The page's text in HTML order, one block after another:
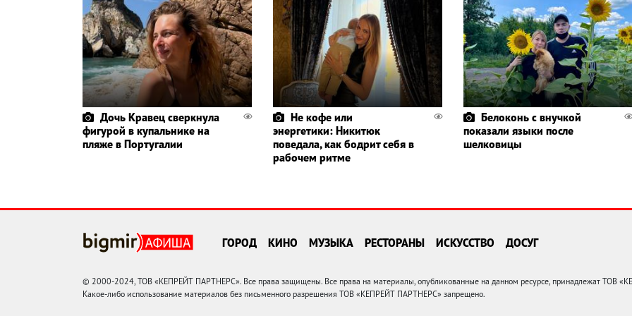
Дочь Кравец сверкнула
фигурой в купальнике на
пляже в Португалии
Не кофе или
энергетики: Никитюк
поведала, как бодрит себя в
рабочем ритме
Белоконь с внучкой
показали языки после
шелковицы
ГОРОД КИНО МУЗЫКА РЕСТОРАНЫ ИСКУССТВО ДОСУГ
© 2000-2024, ТОВ «КЕПРЕЙТ ПАРТНЕРС». Все права защищены. Все права на материалы, опубликованные на данном ресурсе, принадлежат ТОВ
Какое-либо использование материалов без письменного разрешения ТОВ «КЕПРЕЙТ ПАРТНЕРС» запрещено.